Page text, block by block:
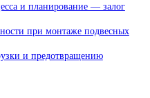
и планирование — залог
при монтаже подвесных
и предотвращению